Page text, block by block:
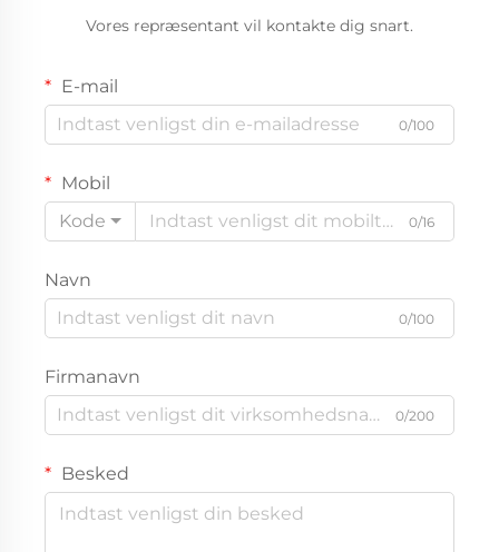
Vores repræsentant vil kontakte dig snart.
E-mail
0/100
Mobil
Kode
0/16
Navn
0/100
Firmanavn
0/200
Besked